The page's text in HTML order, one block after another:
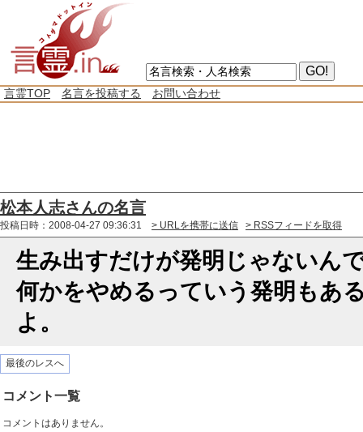
言霊TOP 名言を投稿する お問い合わせ
松本人志さんの名言
投稿日時：2008-04-27 09:36:31 > URLを携帯に送信 > RSSフィードを取得
生み出すだけが発明じゃないん
何かをやめるっていう発明もあ
よ。
最後のレスへ
コメント一覧
コメントはありません。